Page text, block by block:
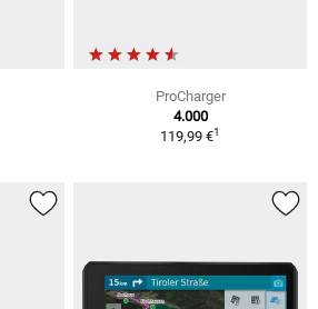
ProCharger
4.000
119,99 €1